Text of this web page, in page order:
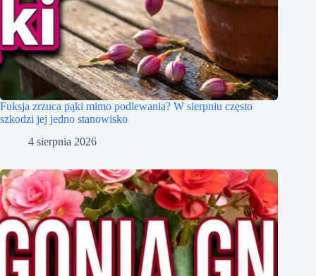
Fuksja zrzuca pąki mimo podlewania? W sierpniu często
szkodzi jej jedno stanowisko
4 sierpnia 2026